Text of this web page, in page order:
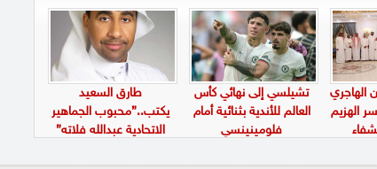
الهاجري
الهزيم
تشيلسي إلى نهائي كأس
العالم للأندية بثنائية أمام
فلومينينسي
طارق السعيد
يكتب..”محبوب الجماهير
الاتحادية عبدالله فلاته”